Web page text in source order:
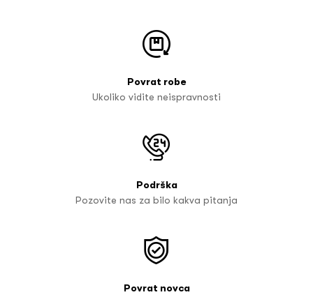
Povrat robe
Ukoliko vidite neispravnosti
Podrška
Pozovite nas za bilo kakva pitanja
Povrat novca